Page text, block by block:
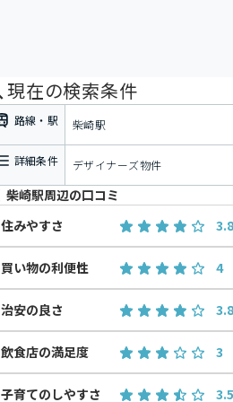
現在の検索条件
路線・駅 柴崎駅
詳細条件 デザイナーズ物件
柴崎駅周辺の口コミ
住みやすさ
3.8
買い物の利便性 4
治安の良さ 3.8
飲食店の満足度 3
子育てのしやすさ 3.5